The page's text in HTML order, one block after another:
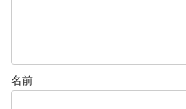
名前